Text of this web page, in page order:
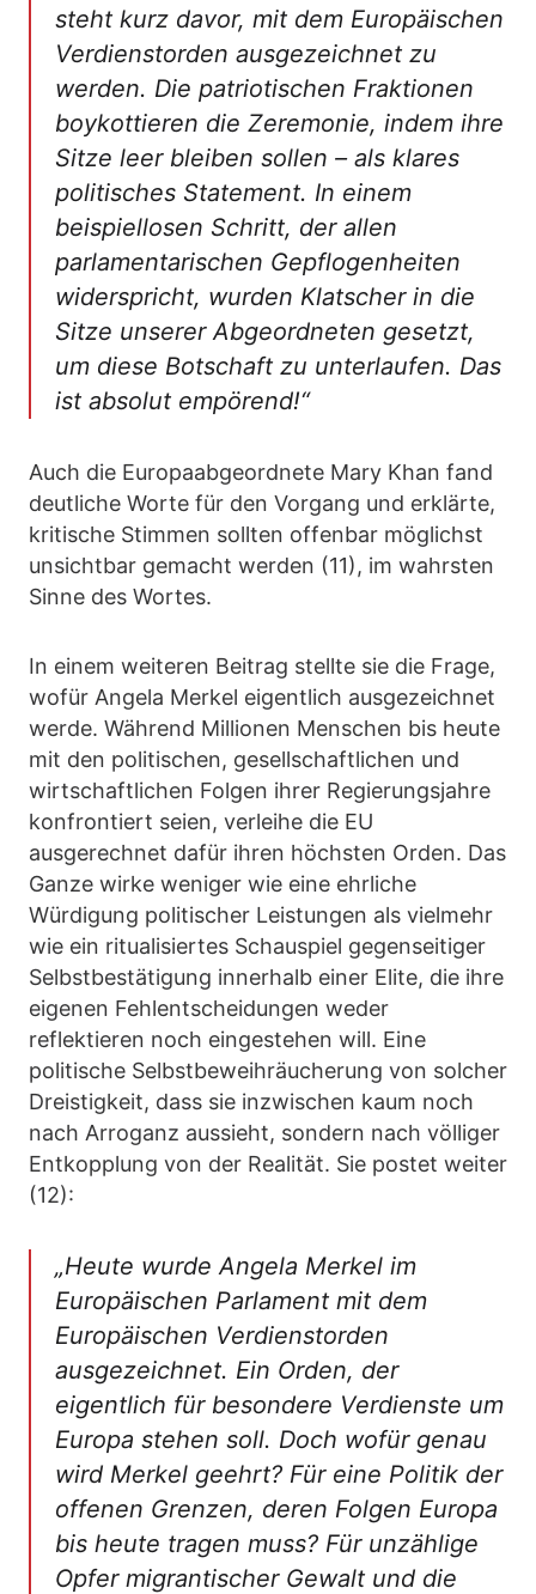
steht kurz davor, mit dem Europäischen
Verdienstorden ausgezeichnet zu
werden. Die patriotischen Fraktionen
boykottieren die Zeremonie, indem ihre
Sitze leer bleiben sollen – als klares
politisches Statement. In einem
beispiellosen Schritt, der allen
parlamentarischen Gepflogenheiten
widerspricht, wurden Klatscher in die
Sitze unserer Abgeordneten gesetzt,
um diese Botschaft zu unterlaufen. Das
ist absolut empörend!“
Auch die Europaabgeordnete Mary Khan fand
deutliche Worte für den Vorgang und erklärte,
kritische Stimmen sollten offenbar möglichst
unsichtbar gemacht werden (11), im wahrsten
Sinne des Wortes.
In einem weiteren Beitrag stellte sie die Frage,
wofür Angela Merkel eigentlich ausgezeichnet
werde. Während Millionen Menschen bis heute
mit den politischen, gesellschaftlichen und
wirtschaftlichen Folgen ihrer Regierungsjahre
konfrontiert seien, verleihe die EU
ausgerechnet dafür ihren höchsten Orden. Das
Ganze wirke weniger wie eine ehrliche
Würdigung politischer Leistungen als vielmehr
wie ein ritualisiertes Schauspiel gegenseitiger
Selbstbestätigung innerhalb einer Elite, die ihre
eigenen Fehlentscheidungen weder
reflektieren noch eingestehen will. Eine
politische Selbstbeweihräucherung von solcher
Dreistigkeit, dass sie inzwischen kaum noch
nach Arroganz aussieht, sondern nach völliger
Entkopplung von der Realität. Sie postet weiter
(12):
„Heute wurde Angela Merkel im
Europäischen Parlament mit dem
Europäischen Verdienstorden
ausgezeichnet. Ein Orden, der
eigentlich für besondere Verdienste um
Europa stehen soll. Doch wofür genau
wird Merkel geehrt? Für eine Politik der
offenen Grenzen, deren Folgen Europa
bis heute tragen muss? Für unzählige
Opfer migrantischer Gewalt und die